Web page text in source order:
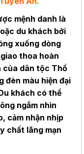
mệnh danh là
du khách bởi
xuống dòng
thoa hoàn
của dân tộc Thổ
đèn màu hiện đại
khách có thể
ngắm nhìn
cảm nhận nhịp
chất lãng mạn